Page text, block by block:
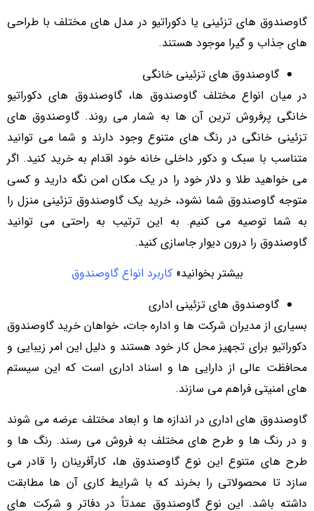
گاوصندوق های تزئینی یا دکوراتیو در مدل های مختلف با طراحی
های جذاب و گیرا موجود هستند.
گاوصندوق های تزئینی خانگی
در میان انواع مختلف گاوصندوق ها، گاوصندوق های دکوراتیو
خانگی پرفروش ترین آن ها به شمار می روند. گاوصندوق های
تزئینی خانگی در رنگ های متنوع وجود دارند و شما می توانید
متناسب با سبک و دکور داخلی خانه خود اقدام به خرید کنید. اگر
می خواهید طلا و دلار خود را در یک مکان امن نگه دارید و کسی
متوجه گاوصندوق شما نشود، خرید یک گاوصندوق تزئینی منزل را
به شما توصیه می کنیم. به این ترتیب به راحتی می توانید
گاوصندوق را درون دیوار جاسازی کنید.
بیشتر بخوانید»کاربرد انواع گاوصندوق
گاوصندوق های تزئینی اداری
بسیاری از مدیران شرکت ها و اداره جات، خواهان خرید گاوصندوق
دکوراتیو برای تجهیز محل کار خود هستند و دلیل این امر زیبایی و
محافظت عالی از دارایی ها و اسناد اداری است که این سیستم
های امنیتی فراهم می سازند.
گاوصندوق های اداری در اندازه ها و ابعاد مختلف عرضه می شوند
و در رنگ ها و طرح های مختلف به فروش می رسند. رنگ ‌ها و
طرح ‌های متنوع این نوع گاوصندوق ها، کارآفرینان را قادر می
سازد تا محصولاتی را بخرند که با شرایط کاری آن ‌ها مطابقت
داشته باشد. این نوع گاوصندوق عمدتاً در دفاتر و شرکت های